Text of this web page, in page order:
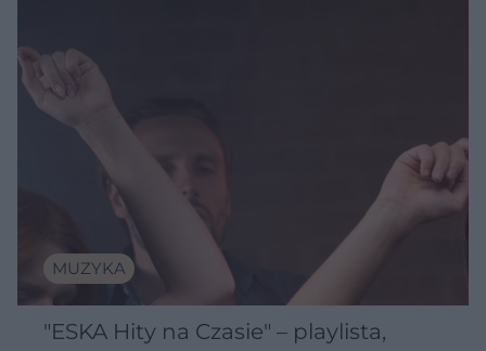
MUZYKA
"ESKA Hity na Czasie" – playlista,